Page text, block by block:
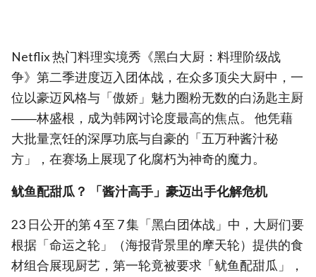
Netflix 热门料理实境秀《黑白大厨：料理阶级战
争》第二季进度迈入团体战，在众多顶尖大厨中，一
位以豪迈风格与「傲娇」魅力圈粉无数的白汤匙主厨
――林盛根，成为韩网讨论度最高的焦点。 他凭藉
大批量烹饪的深厚功底与自豪的「五万种酱汁秘
方」，在赛场上展现了化腐朽为神奇的魔力。
鱿鱼配甜瓜？ 「酱汁高手」豪迈出手化解危机
23 日公开的第 4 至 7 集「黑白团体战」中，大厨们要
根据「命运之轮」（海报背景里的摩天轮）提供的食
材组合展现厨艺，第一轮竟被要求「鱿鱼配甜瓜」，